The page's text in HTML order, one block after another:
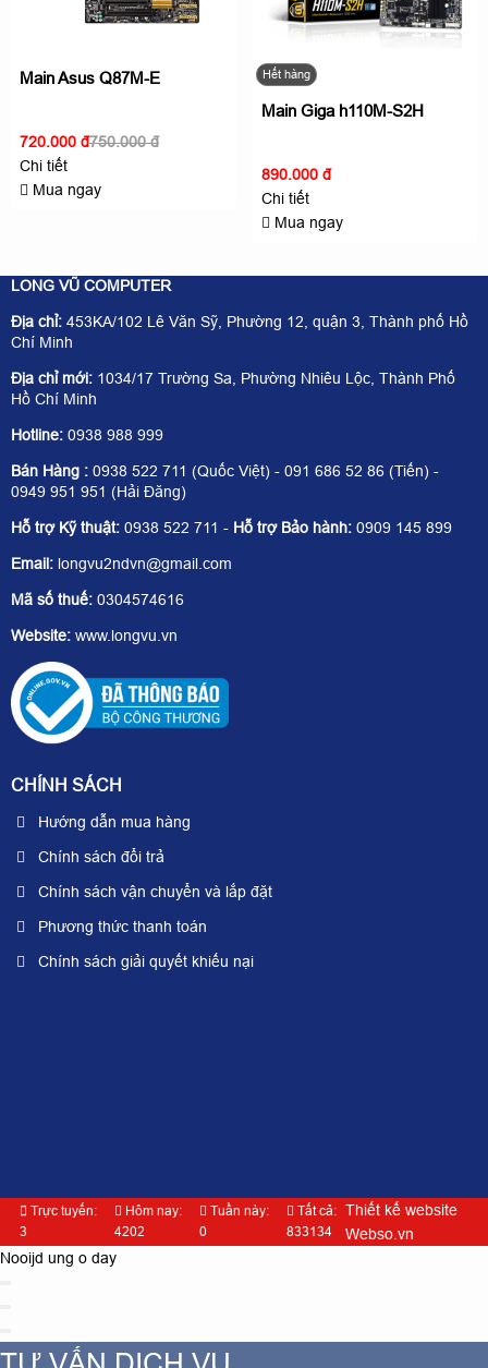
Main Asus Q87M-E
720.000 đ750.000 đ
Chi tiết
Mua ngay
Hết hàng
Main Giga h110M-S2H
890.000 đ
Chi tiết
Mua ngay
LONG VŨ COMPUTER
Địa chỉ: 453KA/102 Lê Văn Sỹ, Phường 12, quận 3, Thành phố Hồ
Chí Minh
Địa chỉ mới: 1034/17 Trường Sa, Phường Nhiêu Lộc, Thành Phố
Hồ Chí Minh
Hotline: 0938 988 999
Bán Hàng : 0938 522 711 (Quốc Việt) - 091 686 52 86 (Tiến) -
0949 951 951 (Hải Đăng)
Hỗ trợ Kỹ thuật: 0938 522 711 - Hỗ trợ Bảo hành: 0909 145 899
Email: longvu2ndvn@gmail.com
Mã số thuế: 0304574616
Website: www.longvu.vn
CHÍNH SÁCH
Hướng dẫn mua hàng
Chính sách đổi trả
Chính sách vận chuyển và lắp đặt
Phương thức thanh toán
Chính sách giải quyết khiếu nại
Trực tuyến:
3
Hôm nay:
4202
Tuần này:
0
Tất cả:
833134
Thiết kế website
Webso.vn
Nooijd ung o day